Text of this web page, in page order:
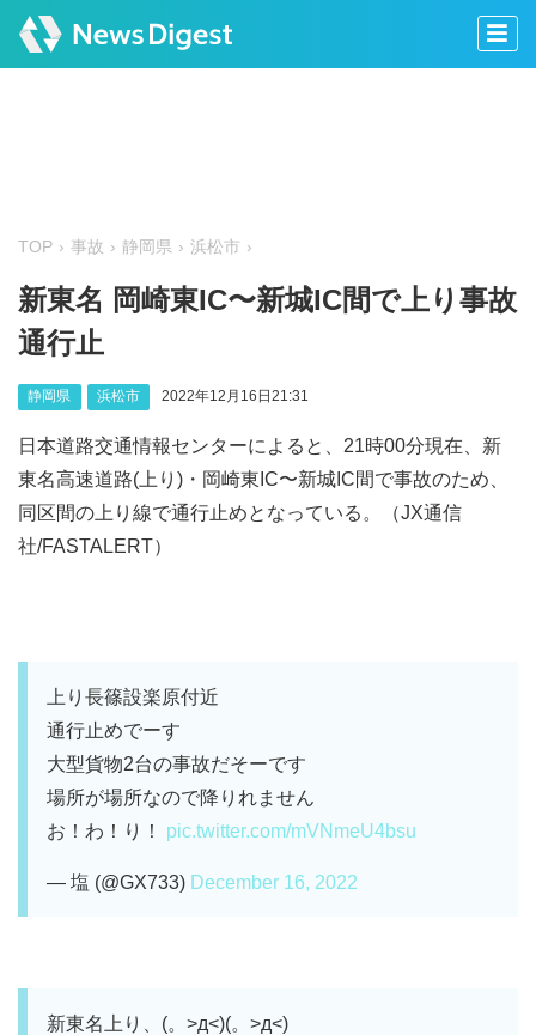
TOP 事故 静岡県 浜松市
新東名 岡崎東IC〜新城IC間で上り事故
通行止
静岡県 浜松市 2022年12月16日21:31
日本道路交通情報センターによると、21時00分現在、新
東名高速道路(上り)・岡崎東IC〜新城IC間で事故のため、
同区間の上り線で通行止めとなっている。（JX通信
社/FASTALERT）
上り長篠設楽原付近
通行止めでーす
大型貨物2台の事故だそーです
場所が場所なので降りれません
お！わ！り！ pic.twitter.com/mVNmeU4bsu
— 塩 (@GX733) December 16, 2022
新東名上り、(。>д<)(。>д<)